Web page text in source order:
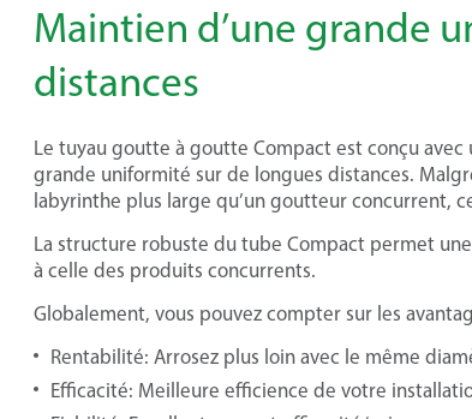
Maintien d’une grande
distances
Le tuyau goutte à goutte Compact est conçu
grande uniformité sur de longues distances.
labyrinthe plus large qu’un goutteur concurrent,
La structure robuste du tube Compact permet
à celle des produits concurrents.
Globalement, vous pouvez compter sur les
Rentabilité: Arrosez plus loin avec le même
Efficacité: Meilleure efficience de votre